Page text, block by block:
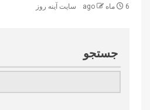
6 ماه ago سایت آینه‌ روز
جستجو